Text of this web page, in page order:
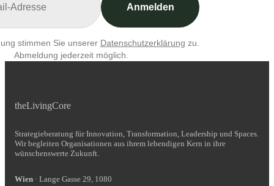
Anmelden
stimmen Sie unserer Datenschutzerklärung zu.
Abmeldung jederzeit möglich.
theLivingCore
Strategieberatung für Innovation, Transformation, Leadership und Spaces.
Wir begleiten Organisationen aus ihrem lebendigen Kern in ihre
wünschenswerte Zukunft.
Wien · Lange Gasse 29, 1080